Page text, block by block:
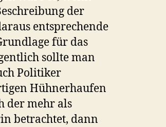
der
entsprechende
für das
sollte man
Politiker
Hühnerhaufen
der mehr als
betrachtet, dann